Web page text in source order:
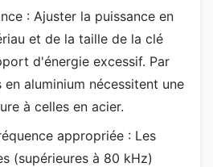
: Ajuster la puissance en
et de la taille de la clé
d'énergie excessif. Par
en aluminium nécessitent une
à celles en acier.
appropriée : Les
(supérieures à 80 kHz)